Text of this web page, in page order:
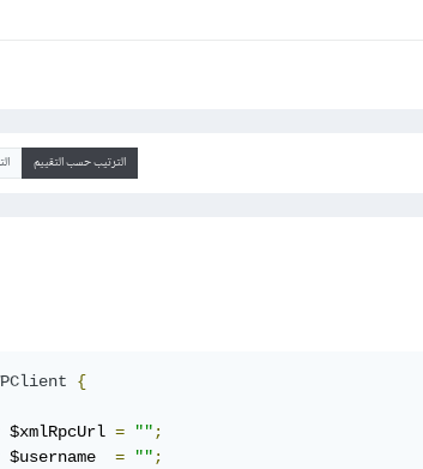
الترتيب حسب التقييم
{
$xmlRpcUrl = "";
$username = "";